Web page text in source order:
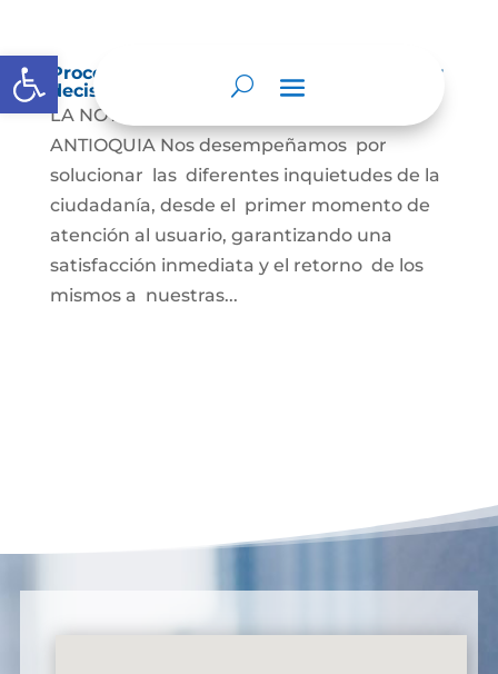
Abrir barra de herramientas
Procedimientos que se siguen para tomar
decisiones en las diferentes áreas
LA NOTARIA UNICA DE VALPARAISO –
ANTIOQUIA Nos desempeñamos por
solucionar las diferentes inquietudes de la
ciudadanía, desde el primer momento de
atención al usuario, garantizando una
satisfacción inmediata y el retorno de los
mismos a nuestras...